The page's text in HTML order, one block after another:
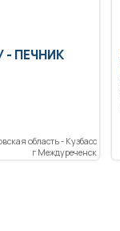
- ПЕЧНИК
область - Кузбасс
г Междуреченск